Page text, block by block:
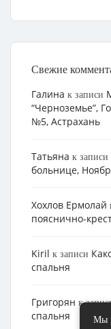
Свежие
Галина к записи
“Черноземье”,
№5, Астрахань
Татьяна к записи
больнице,
Хохлов Ермолай
пояснично-
Kiril к записи
спальня
Григорян к
спальня
Мы